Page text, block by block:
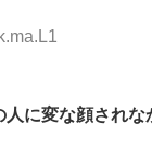
に変な顔されな